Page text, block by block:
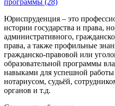
программы (28)
Юриспруденция – это
истории государства и права,
административного,
права, а также профильные
гражданско-правовой или
образовательной программы
навыками для успешной
нотариусом, судьёй,
органов и т.д.